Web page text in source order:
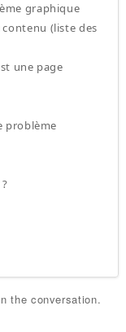
graphique
(liste des
une page
problème
the conversation.